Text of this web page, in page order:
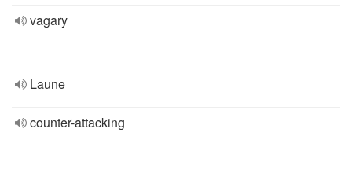
vagary
Laune
counter-attacking